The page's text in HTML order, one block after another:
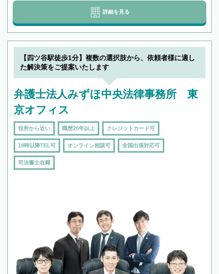
詳細を見る
【四ツ谷駅徒歩1分】複数の選択肢から、依頼者様に適し
た解決策をご提案いたします
弁護士法人みずほ中央法律事務所 東
京オフィス
役所から近い 職歴20年以上 クレジットカード可
19時以降TEL可 オンライン相談可 全国出張対応可
司法書士在籍